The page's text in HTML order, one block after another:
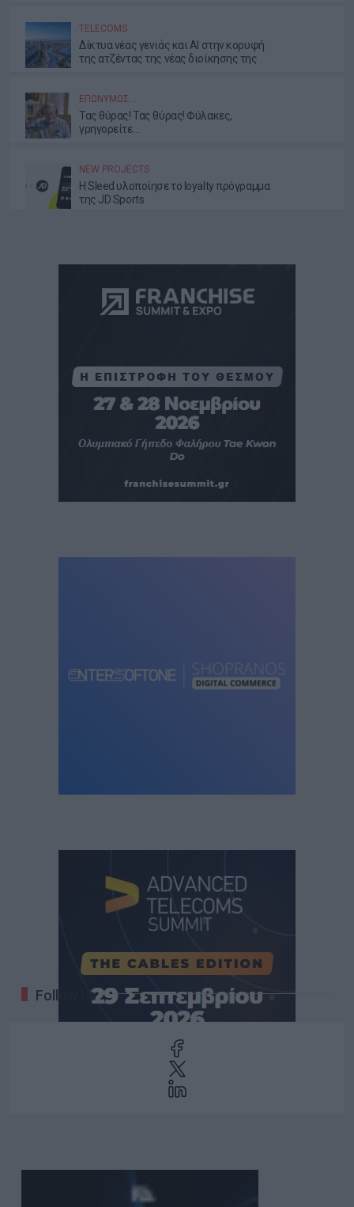
TELECOMS
Δίκτυα νέας γενιάς και AI στην κορυφή
της ατζέντας της νέας διοίκησης της
ΕΠΩΝΎΜΩΣ…
Τας θύρας! Τας θύρας! Φύλακες,
γρηγορείτε…
NEW PROJECTS
Η Sleed υλοποίησε το loyalty πρόγραμμα
της JD Sports
Follow Us